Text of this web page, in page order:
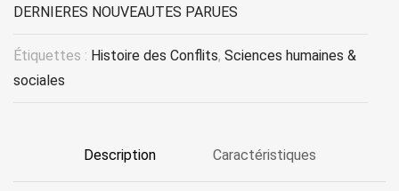
DERNIERES NOUVEAUTES PARUES
Étiquettes : Histoire des Conflits, Sciences humaines &
sociales
Description Caractéristiques